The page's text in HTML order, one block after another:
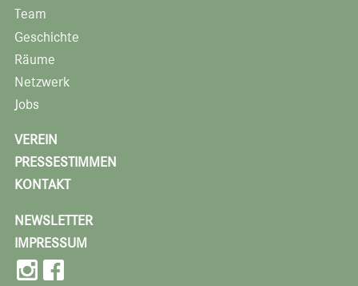
Team
Geschichte
Räume
Netzwerk
Jobs
VEREIN
PRESSESTIMMEN
KONTAKT
NEWSLETTER
IMPRESSUM